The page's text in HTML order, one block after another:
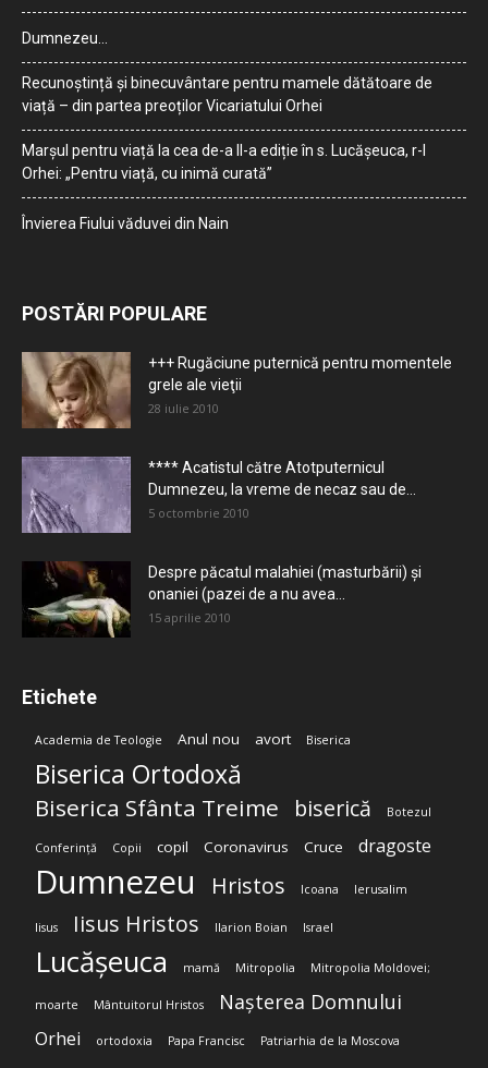
Dumnezeu…
Recunoștință și binecuvântare pentru mamele dătătoare de
viață – din partea preoților Vicariatului Orhei
Marșul pentru viață la cea de-a II-a ediție în s. Lucășeuca, r-l
Orhei: „Pentru viață, cu inimă curată”
Învierea Fiului văduvei din Nain
POSTĂRI POPULARE
+++ Rugăciune puternică pentru momentele
grele ale vieţii
28 iulie 2010
**** Acatistul către Atotputernicul
Dumnezeu, la vreme de necaz sau de...
5 octombrie 2010
Despre păcatul malahiei (masturbării) şi
onaniei (pazei de a nu avea...
15 aprilie 2010
Etichete
Academia de Teologie Anul nou avort Biserica
Biserica Ortodoxă
Biserica Sfânta Treime biserică Botezul
Conferință Copii copil Coronavirus Cruce dragoste
Dumnezeu Hristos Icoana Ierusalim
Iisus Iisus Hristos Ilarion Boian Israel
Lucășeuca mamă Mitropolia Mitropolia Moldovei;
moarte Mântuitorul Hristos Nașterea Domnului
Orhei ortodoxia Papa Francisc Patriarhia de la Moscova